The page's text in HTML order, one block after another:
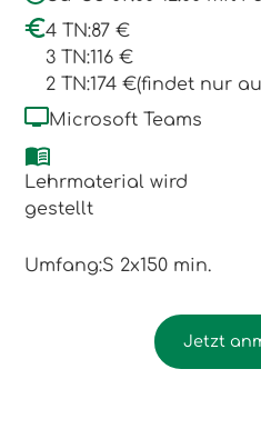
4 TN:87 €
3 TN:116 €
2 TN:174 €(findet nur
Microsoft Teams
Lehrmaterial wird
gestellt
Umfang:S 2x150 min.
Jetzt